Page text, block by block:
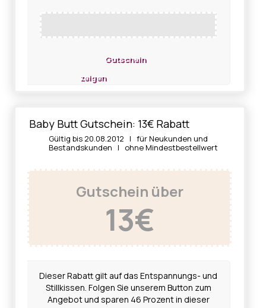
Gutschein
zeigen
Baby Butt Gutschein: 13€ Rabatt
Gültig bis 20.08.2012 | für Neukunden und
Bestandskunden | ohne Mindestbestellwert
Gutschein über
13€
Dieser Rabatt gilt auf das Entspannungs- und
Stillkissen. Folgen Sie unserem Button zum
Angebot und sparen 46 Prozent in dieser